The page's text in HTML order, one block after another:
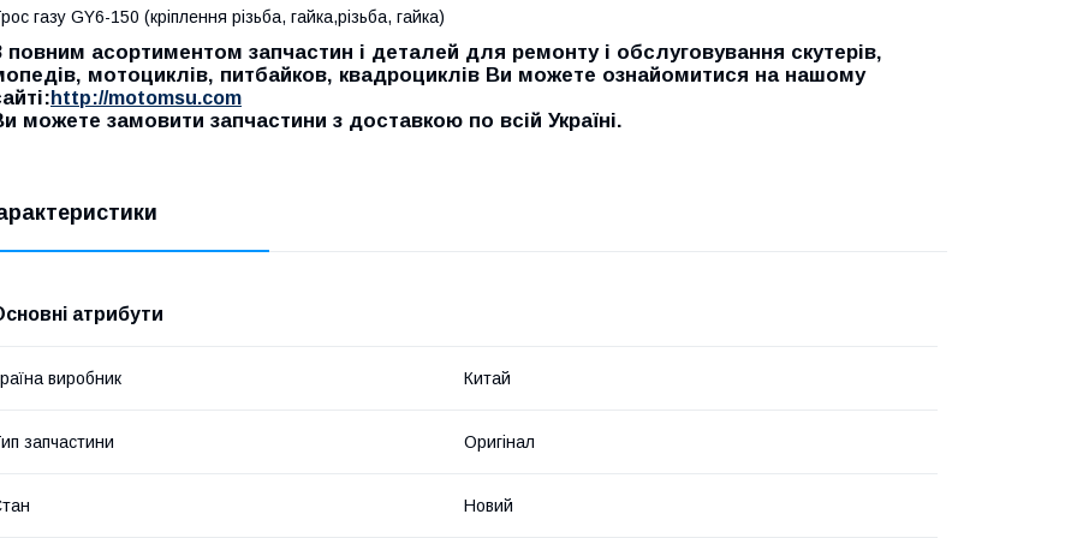
газу GY6-150 (кріплення різьба, гайка,різьба, гайка)
повним асортиментом запчастин і деталей для ремонту і обслуговування скутерів,
мотоциклів, питбайков, квадроциклів Ви можете ознайомитися на нашому
http://motomsu.com
можете замовити запчастини з доставкою по всій Україні.
атрибути
виробник Китай
запчастини Оригінал
Новий